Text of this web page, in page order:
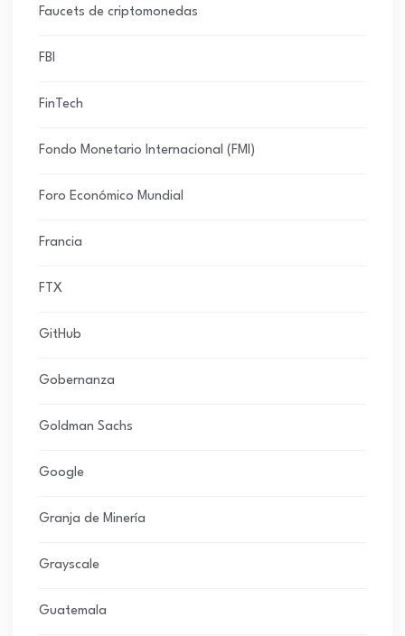
Faucets de criptomonedas
FBI
FinTech
Fondo Monetario Internacional (FMI)
Foro Económico Mundial
Francia
FTX
GitHub
Gobernanza
Goldman Sachs
Google
Granja de Minería
Grayscale
Guatemala